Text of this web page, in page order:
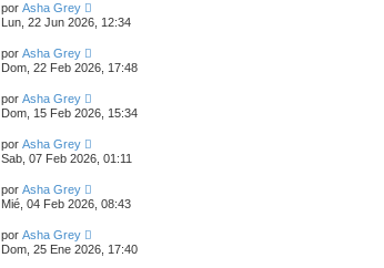
por Asha Grey
Lun, 22 Jun 2026, 12:34
por Asha Grey
Dom, 22 Feb 2026, 17:48
por Asha Grey
Dom, 15 Feb 2026, 15:34
por Asha Grey
Sab, 07 Feb 2026, 01:11
por Asha Grey
Mié, 04 Feb 2026, 08:43
por Asha Grey
Dom, 25 Ene 2026, 17:40